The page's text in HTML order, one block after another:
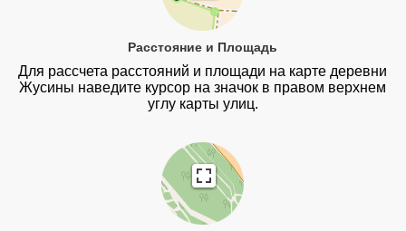
Расстояние и Площадь
Для рассчета расстояний и площади на карте деревни
Жусины наведите курсор на значок в правом верхнем
углу карты улиц.